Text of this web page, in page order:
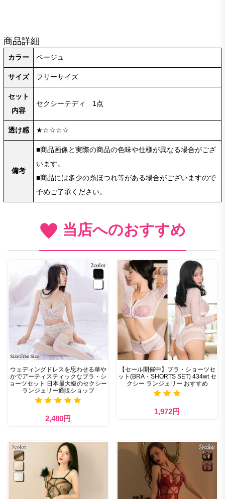
商品詳細
カラー ベージュ
サイズ フリーサイズ
セット
内容
セクシーテディ 1点
透け感 ★☆☆☆☆
備考
■商品画像と実際の商品の色味や仕様が異なる場合がござ
います。
■商品には多少の糸ほつれ等がある場合がございますので
予めご了承ください。
当店へのおすすめ
ウェディングドレスを思わせる華や
かでアーティスティックなブラ・シ
ョーツセット 日本最大級のセクシー
ランジェリー通販ショップ
2,480円
【セール開催中】ブラ・ショーツセ
ット(BRA・SHORTS SET) 434wt セ
クシー ランジェリー おすすめ
1,972円